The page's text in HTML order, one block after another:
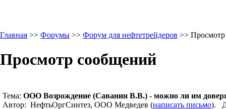
Главная >> Форумы >> Форум для нефтетрейдеров >>
Просмотр сообщений
Тема: ООО Возрождение (Саванин В.В.) - можно ли им
Автор: НефтьОргСинтез, ООО Медведев (написать письмо).